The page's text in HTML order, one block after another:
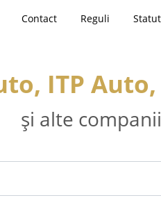
Contact Reguli Statut
ITP
și alte